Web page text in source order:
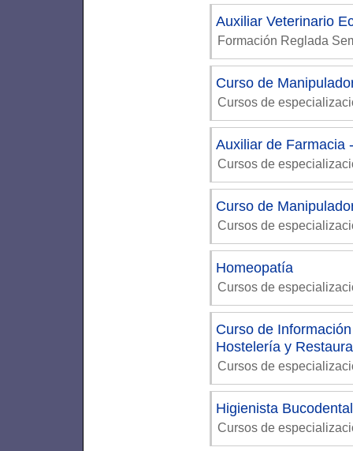
Auxiliar Veterinario
Formación Reglada
Curso de
Cursos de
Auxiliar de Farmacia
Cursos de
Curso de
Cursos de
Homeopatía
Cursos de
Curso de
Hostelería y
Cursos de
Higienista Bucodental
Cursos de